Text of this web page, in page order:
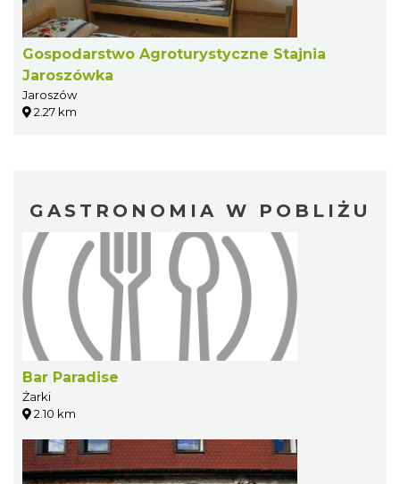
Gospodarstwo Agroturystyczne Stajnia
Jaroszówka
Jaroszów
2.27 km
GASTRONOMIA W POBLIŻU
Bar Paradise
Żarki
2.10 km